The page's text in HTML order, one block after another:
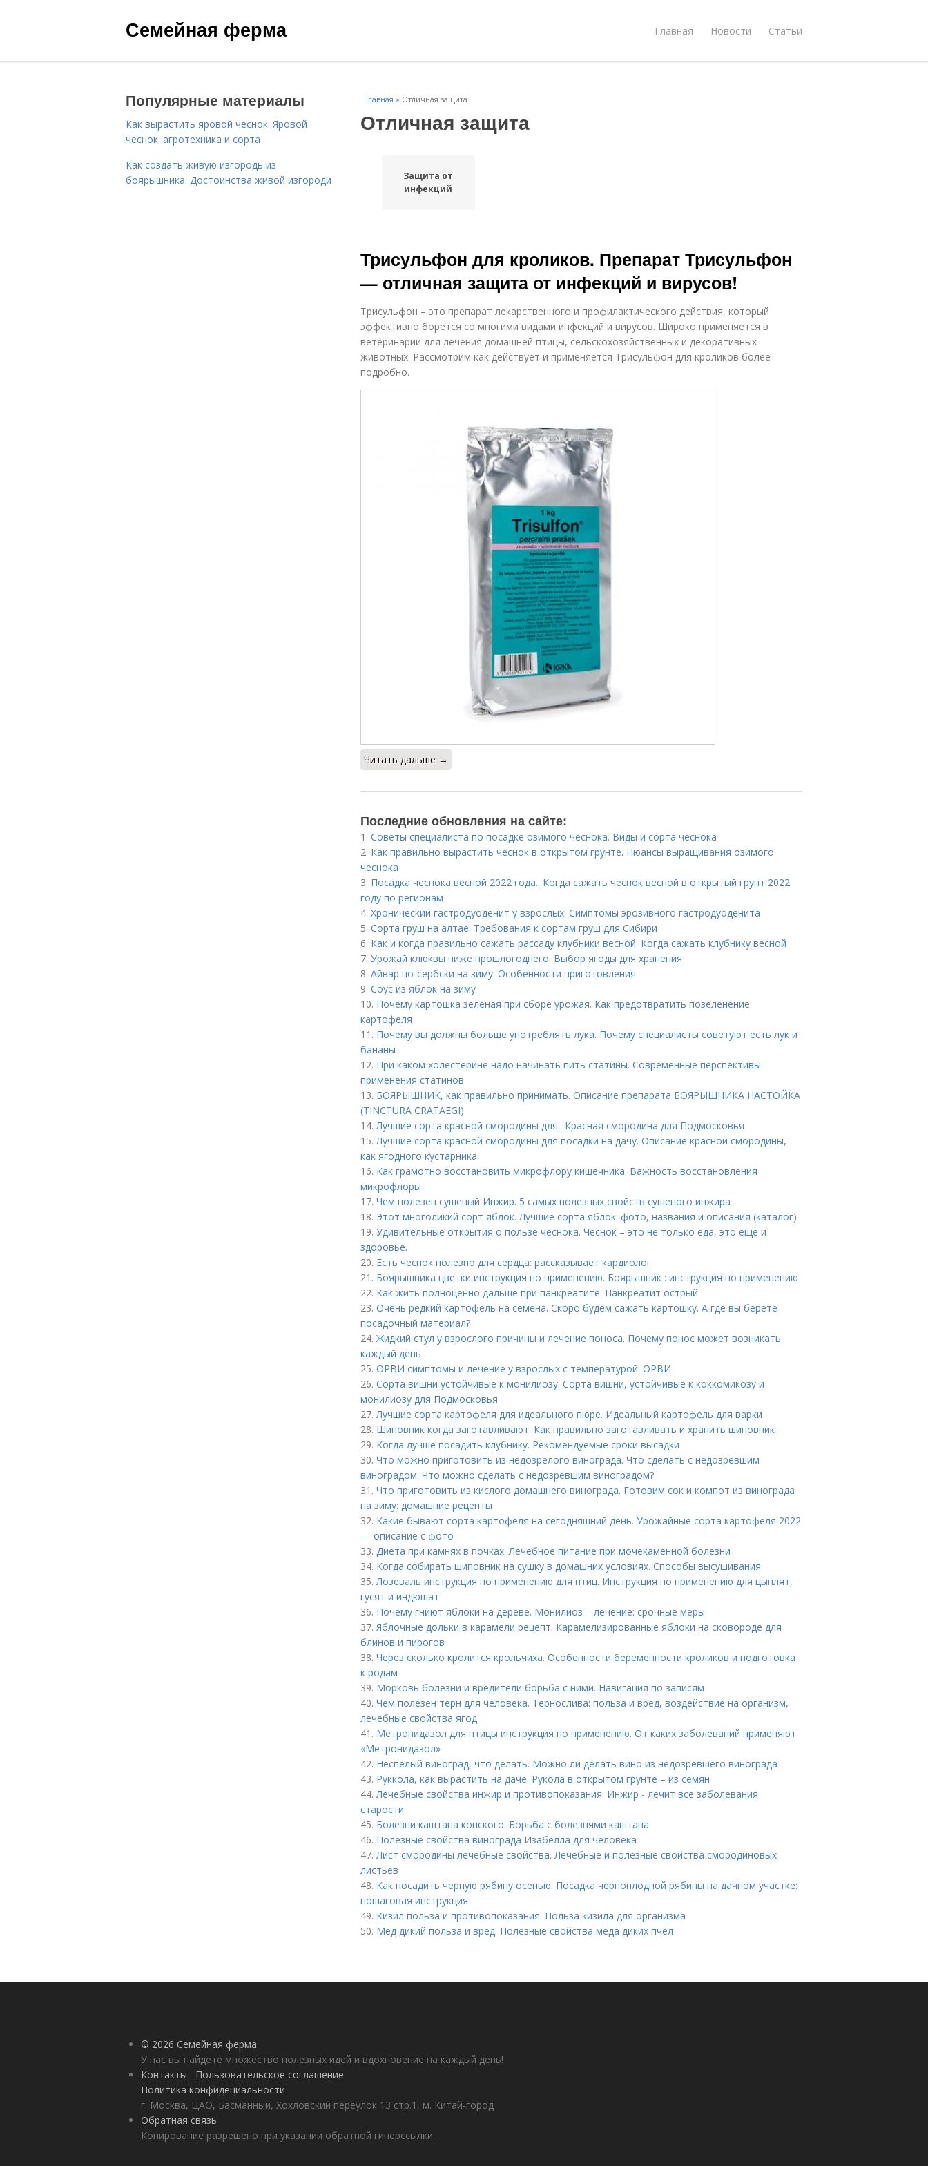
Семейная ферма Главная Новости Статьи
Главная » Отличная защита
Отличная защита
Защита от
инфекций
Трисульфон для кроликов. Препарат Трисульфон
— отличная защита от инфекций и вирусов!
Трисульфон – это препарат лекарственного и профилактического действия, который
эффективно борется со многими видами инфекций и вирусов. Широко применяется в
ветеринарии для лечения домашней птицы, сельскохозяйственных и декоративных
животных. Рассмотрим как действует и применяется Трисульфон для кроликов более
подробно.
Читать дальше →
Последние обновления на сайте:
1. Советы специалиста по посадке озимого чеснока. Виды и сорта чеснока
2. Как правильно вырастить чеснок в открытом грунте. Нюансы выращивания озимого
чеснока
3. Посадка чеснока весной 2022 года.. Когда сажать чеснок весной в открытый грунт 2022
году по регионам
4. Хронический гастродуоденит у взрослых. Симптомы эрозивного гастродуоденита
5. Сорта груш на алтае. Требования к сортам груш для Сибири
6. Как и когда правильно сажать рассаду клубники весной. Когда сажать клубнику весной
7. Урожай клюквы ниже прошлогоднего. Выбор ягоды для хранения
8. Айвар по-сербски на зиму. Особенности приготовления
9. Соус из яблок на зиму
10. Почему картошка зелёная при сборе урожая. Как предотвратить позеленение
картофеля
11. Почему вы должны больше употреблять лука. Почему специалисты советуют есть лук и
бананы
12. При каком холестерине надо начинать пить статины. Современные перспективы
применения статинов
13. БОЯРЫШНИК, как правильно принимать. Описание препарата БОЯРЫШНИКА НАСТОЙКА
(TINCTURA CRATAEGI)
14.Лучшие сорта красной смородины для.. Красная смородина для Подмосковья
15.Лучшие сорта красной смородины для посадки на дачу. Описание красной смородины,
как ягодного кустарника
16. Как грамотно восстановить микрофлору кишечника. Важность восстановления
микрофлоры
17. Чем полезен сушеный Инжир. 5 самых полезных свойств сушеного инжира
18. Этот многоликий сорт яблок. Лучшие сорта яблок: фото, названия и описания (каталог)
19. Удивительные открытия о пользе чеснока. Чеснок – это не только еда, это еще и
здоровье.
20. Есть чеснок полезно для сердца: рассказывает кардиолог
21. Боярышника цветки инструкция по применению. Боярышник : инструкция по применению
22. Как жить полноценно дальше при панкреатите. Панкреатит острый
23. Очень редкий картофель на семена. Скоро будем сажать картошку. А где вы берете
посадочный материал?
24.Жидкий стул у взрослого причины и лечение поноса. Почему понос может возникать
каждый день
25. ОРВИ симптомы и лечение у взрослых с температурой. ОРВИ
26. Сорта вишни устойчивые к монилиозу. Сорта вишни, устойчивые к коккомикозу и
монилиозу для Подмосковья
27.Лучшие сорта картофеля для идеального пюре. Идеальный картофель для варки
28. Шиповник когда заготавливают. Как правильно заготавливать и хранить шиповник
29. Когда лучше посадить клубнику. Рекомендуемые сроки высадки
30. Что можно приготовить из недозрелого винограда. Что сделать с недозревшим
виноградом. Что можно сделать с недозревшим виноградом?
31. Что приготовить из кислого домашнего винограда. Готовим сок и компот из винограда
на зиму: домашние рецепты
32. Какие бывают сорта картофеля на сегодняшний день. Урожайные сорта картофеля 2022
— описание с фото
33. Диета при камнях в почках. Лечебное питание при мочекаменной болезни
34. Когда собирать шиповник на сушку в домашних условиях. Способы высушивания
35.Лозеваль инструкция по применению для птиц. Инструкция по применению для цыплят,
гусят и индюшат
36. Почему гниют яблоки на дереве. Монилиоз – лечение: срочные меры
37. Яблочные дольки в карамели рецепт. Карамелизированные яблоки на сковороде для
блинов и пирогов
38. Через сколько кролится крольчиха. Особенности беременности кроликов и подготовка
к родам
39. Морковь болезни и вредители борьба с ними. Навигация по записям
40. Чем полезен терн для человека. Тернослива: польза и вред, воздействие на организм,
лечебные свойства ягод
41. Метронидазол для птицы инструкция по применению. От каких заболеваний применяют
«Метронидазол»
42. Неспелый виноград, что делать. Можно ли делать вино из недозревшего винограда
43. Руккола, как вырастить на даче. Рукола в открытом грунте – из семян
44.Лечебные свойства инжир и противопоказания. Инжир - лечит все заболевания
старости
45. Болезни каштана конского. Борьба с болезнями каштана
46. Полезные свойства винограда Изабелла для человека
47.Лист смородины лечебные свойства. Лечебные и полезные свойства смородиновых
листьев
48. Как посадить черную рябину осенью. Посадка черноплодной рябины на дачном участке:
пошаговая инструкция
49. Кизил польза и противопоказания. Польза кизила для организма
50. Мед дикий польза и вред. Полезные свойства мёда диких пчёл
Популярные материалы
Как вырастить яровой чеснок. Яровой
чеснок: агротехника и сорта
Как создать живую изгородь из
боярышника. Достоинства живой изгороди
© 2026 Семейная ферма
У нас вы найдете множество полезных идей и вдохновение на каждый день!
Контакты
Пользовательское соглашение
Политика конфидециальности
г. Москва, ЦАО, Басманный, Хохловский переулок 13 стр.1, м. Китай-город
Обратная связь
Копирование разрешено при указании обратной гиперссылки.